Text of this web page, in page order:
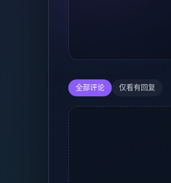
全部评论 仅看有回复